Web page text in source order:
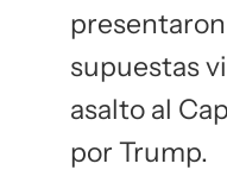
supuestas
asalto al
por Trump.